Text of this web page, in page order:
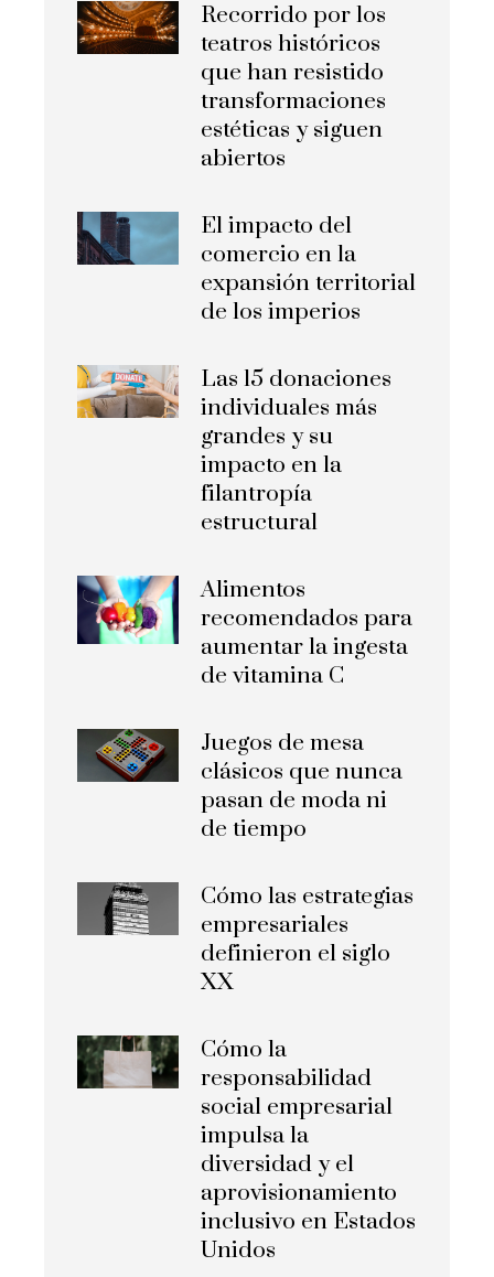
Recorrido por los
teatros históricos
que han resistido
transformaciones
estéticas y siguen
abiertos
El impacto del
comercio en la
expansión territorial
de los imperios
Las 15 donaciones
individuales más
grandes y su
impacto en la
filantropía
estructural
Alimentos
recomendados para
aumentar la ingesta
de vitamina C
Juegos de mesa
clásicos que nunca
pasan de moda ni
de tiempo
Cómo las estrategias
empresariales
definieron el siglo
XX
Cómo la
responsabilidad
social empresarial
impulsa la
diversidad y el
aprovisionamiento
inclusivo en Estados
Unidos